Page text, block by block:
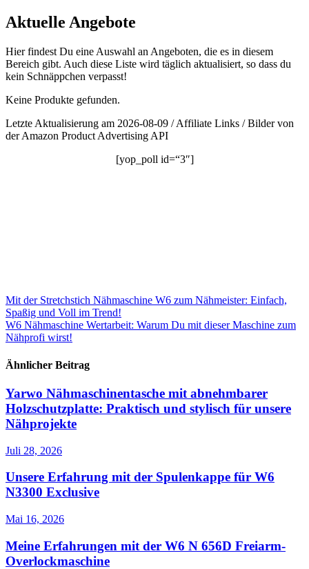
Aktuelle Angebote
Hier findest Du eine Auswahl an Angeboten, die es in diesem
Bereich gibt. Auch diese Liste wird täglich aktualisiert, so dass du
kein Schnäppchen verpasst!
Keine Produkte gefunden.
Letzte Aktualisierung am 2026-08-09 / Affiliate Links / Bilder von
der Amazon Product Advertising API
[yop_poll id=“3″]
Beitragsnavigation
Mit der Stretchstich Nähmaschine W6 zum Nähmeister: Einfach,
Spaßig und Voll im Trend!
W6 Nähmaschine Wertarbeit: Warum Du mit dieser Maschine zum
Nähprofi wirst!
Ähnlicher Beitrag
Yarwo Nähmaschinentasche mit abnehmbarer
Holzschutzplatte: Praktisch und stylisch für unsere
Nähprojekte
Juli 28, 2026
Unsere Erfahrung mit der Spulenkappe für W6
N3300 Exclusive
Mai 16, 2026
Meine Erfahrungen mit der W6 N 656D Freiarm-
Overlockmaschine